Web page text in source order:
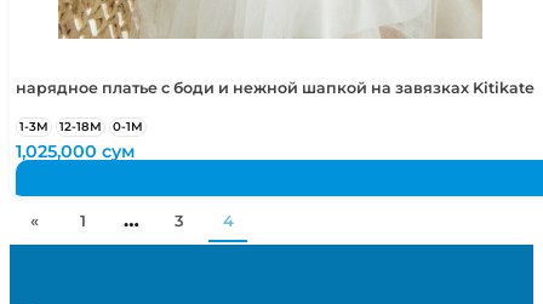
нарядное платье с боди и нежной шапкой на завязках Kitikate
1-3М 12-18М 0-1М
1,025,000сум
« 1 … 3 4